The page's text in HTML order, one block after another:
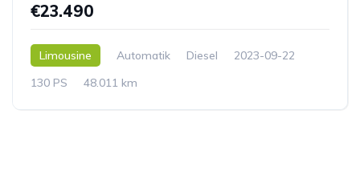
€23.490
Limousine Automatik Diesel
2023-09-22
130 PS
48.011 km